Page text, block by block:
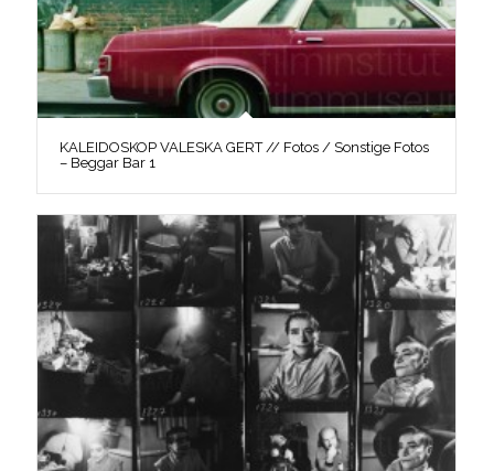
KALEIDOSKOP VALESKA GERT // Fotos / Sonstige Fotos
– Beggar Bar 1